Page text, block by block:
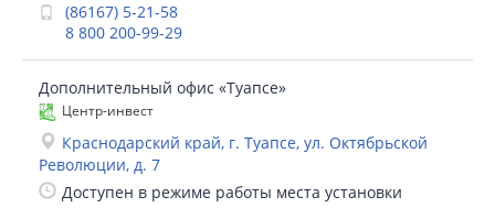
(86167) 5-21-58
8 800 200-99-29
Дополнительный офис «Туапсе»
Центр-инвест
Краснодарский край, г. Туапсе, ул. Октябрьской
Революции, д. 7
Доступен в режиме работы места установки